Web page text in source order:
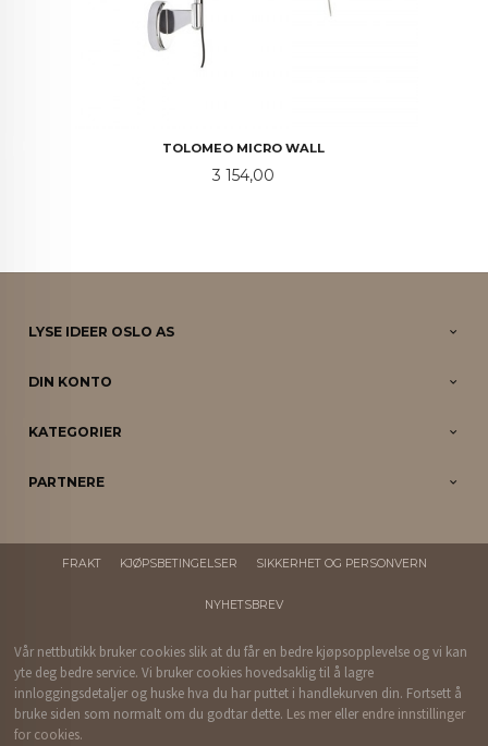
TOLOMEO MICRO WALL
Pris
3 154,00
LYSE IDEER OSLO AS
DIN KONTO
KATEGORIER
PARTNERE
FRAKT KJØPSBETINGELSER SIKKERHET OG PERSONVERN
NYHETSBREV
Vår nettbutikk bruker cookies slik at du får en bedre kjøpsopplevelse og vi kan
yte deg bedre service. Vi bruker cookies hovedsaklig til å lagre
innloggingsdetaljer og huske hva du har puttet i handlekurven din. Fortsett å
bruke siden som normalt om du godtar dette. Les mer eller endre innstillinger
for cookies.